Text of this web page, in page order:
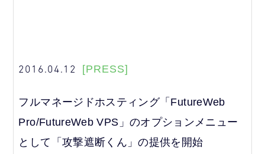
2016.04.12 [PRESS]
フルマネージドホスティング「FutureWeb
Pro/FutureWeb VPS」のオプションメニュー
として「攻撃遮断くん」の提供を開始